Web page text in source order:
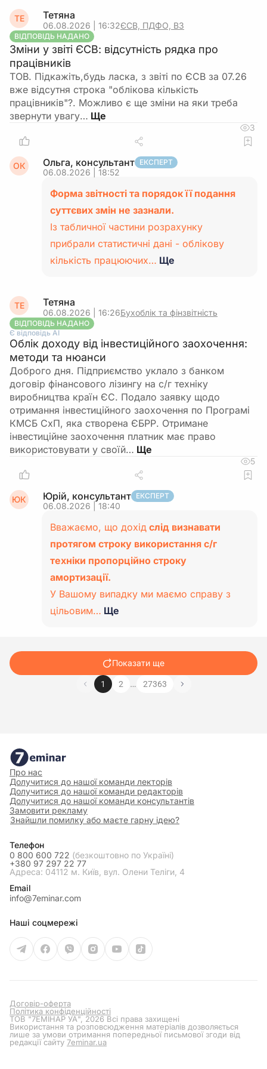
ТЕ Тетяна
06.08.2026 | 16:32ЄСВ, ПДФО, ВЗ
ВІДПОВІДЬ НАДАНО
Зміни у звіті ЄСВ: відсутність рядка про
працівників
ТОВ. Підкажіть,будь ласка, з звіті по ЄСВ за 07.26
вже відсутня строка "облікова кількість
працівників"?. Можливо є ще зміни на яки треба
звернути увагу…
3
ОК Ольга, консультант ЕКСПЕРТ
06.08.2026 | 18:52
Форма звітності та порядок її подання
суттєвих змін не зазнали.
Із табличної частини розрахунку
прибрали статистичні дані - облікову
кількість працюючих… Ще
ТЕ Тетяна
06.08.2026 | 16:26Бухоблік та фінзвітність
ВІДПОВІДЬ НАДАНО
Є відповідь АІ
Облік доходу від інвестиційного заохочення:
методи та нюанси
Доброго дня. Підприємство уклало з банком
договір фінансового лізингу на с/г техніку
виробництва країн ЄС. Подало заявку щодо
отримання інвестиційного заохочення по Програмі
КМСБ СхП, яка створена ЄБРР. Отримане
інвестиційне заохочення платник має право
використовувати у своїй…
5
ЮК Юрій, консультант ЕКСПЕРТ
06.08.2026 | 18:40
Вважаємо, що дохід слід визнавати
протягом строку використання с/г
техніки пропорційно строку
амортизації.
У Вашому випадку ми маємо справу з
цільовим… Ще
Показати ще
1 2 … 27363
Про нас
Долучитися до нашої команди лекторів
Долучитися до нашої команди редакторів
Долучитися до нашої команди консультантів
Замовити рекламу
Знайшли помилку або маєте гарну ідею?
Телефон
0 800 600 722 (безкоштовно по Україні)
+380 97 297 22 77
Адреса: 04112 м. Київ, вул. Олени Теліги, 4
Email
info@7eminar.com
Наші соцмережі
Договір-оферта
Політика конфіденційності
ТОВ "7ЕМІНАР УА", 2026 Всі права захищені
Використання та розповсюдження матеріалів дозволяється
лише за умови отримання попередньої письмової згоди від
редакції сайту 7eminar.ua